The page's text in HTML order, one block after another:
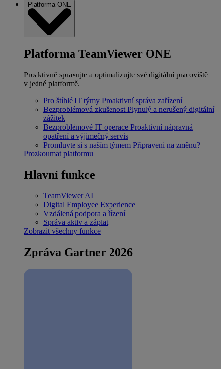
Platforma ONE
Platforma TeamViewer ONE
Proaktivně spravujte a optimalizujte své digitální pracoviště
v jedné platformě.
Pro štíhlé IT týmy Proaktivní správa zařízení
Bezproblémová zkušenost Plynulý a nerušený digitální
zážitek
Bezproblémové IT operace Proaktivní nápravná
opatření a výjimečný servis
Promluvte si s naším týmem Připraveni na změnu?
Prozkoumat platformu
Hlavní funkce
TeamViewer AI
Digital Employee Experience
Vzdálená podpora a řízení
Správa aktiv a záplat
Zobrazit všechny funkce
Zpráva Gartner 2026